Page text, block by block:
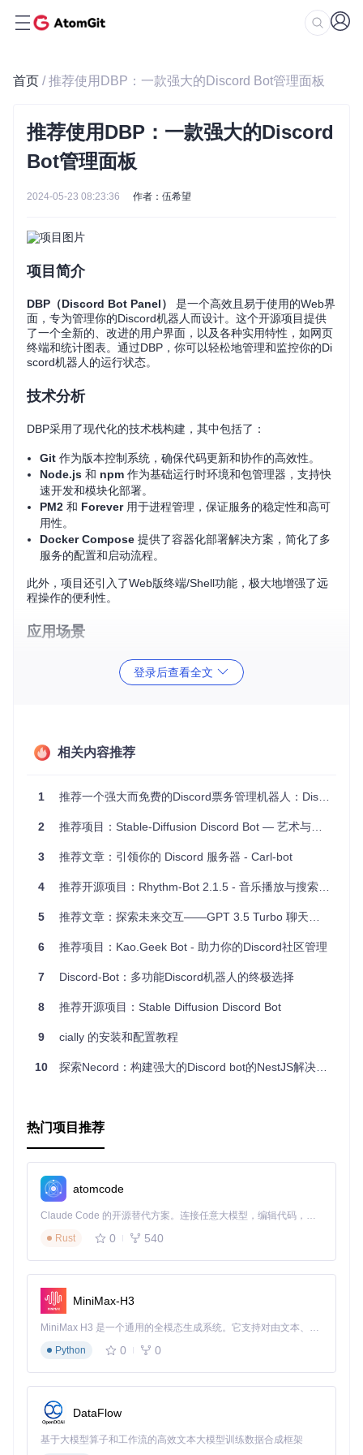
首页 / 推荐使用DBP：一款强大的Discord Bot管理面板
推荐使用DBP：一款强大的Discord
Bot管理面板
2024-05-23 08:23:36 作者：伍希望
项目简介
DBP（Discord Bot Panel）
是一个高效且易于使用的Web界
面，专为管理你的Discord机器人而设计。这个开源项目提供
了一个全新的、改进的用户界面，以及各种实用特性，如网页
终端和统计图表。通过DBP，你可以轻松地管理和监控你的Di
scord机器人的运行状态。
技术分析
DBP采用了现代化的技术栈构建，其中包括了：
Git 作为版本控制系统，确保代码更新和协作的高效性。
Node.js 和 npm 作为基础运行时环境和包管理器，支持快
速开发和模块化部署。
PM2 和 Forever用于进程管理，保证服务的稳定性和高可
用性。
Docker Compose 提供了容器化部署解决方案，简化了多
服务的配置和启动流程。
此外，项目还引入了Web版终端/Shell功能，极大地增强了远
程操作的便利性。
应用场景
DBP非常适合以下场合使用：
需在本地环境重复设置。
需要大规模管理多个bots的企业或团队，DBP集中化的管
实时统计图表 - 可视化数据帮助你了解bot性能和活动情
Web终端/Shell- 在浏览器内就能进行命令行操作，打破常
灵活的配置选项- 通过.env文件定制你的面板设定，包括
启用登录系统。
内置容错机制
防止因错误导致的服务中断，
实现自动重启。
演示与试用
想要体验一下DBP的强大功能吗？访问
，使用默认账号admin和密码
综上所述，DBP是管理Discord机器人的理想选择。其强大功
BP的世界，提升你的机器人管理体验吧！
登录后查看全文
相关内容推荐
1 推荐一个强大而免费的Discord票务管理机器人：Discord Tickets Bot
2 推荐项目：Stable-Diffusion Discord Bot — 艺术与创新的交流中心
3 推荐文章：引领你的 Discord 服务器 - Carl-bot
4 推荐开源项目：Rhythm-Bot 2.1.5 - 音乐播放与搜索新体验！
5 推荐文章：探索未来交互——GPT 3.5 Turbo 聊天机器人
6 推荐项目：Kao.Geek Bot - 助力你的Discord社区管理
7 Discord-Bot：多功能Discord机器人的终极选择
8 推荐开源项目：Stable Diffusion Discord Bot
9 cially 的安装和配置教程
10 探索Necord：构建强大的Discord bot的NestJS解决方案
热门项目推荐
atomcode
Claude Code 的开源替代方案。连接任意大模型，编辑代码，运行命令，自动验证 — 全自动执行。用 Rust 构建，极致性能。 ｜ An open-source alternative to Claude Code. Connect any LLM, edit code, run commands, and verify changes — autonomously. Built in Rust for speed. Get Started
Rust
0 540
MiniMax-H3
MiniMax H3 是一个通用的全模态生成系统。它支持对由文本、图像、视频和音频组成的多模态上下文进行统一理解，并能生成分辨率高达 2K、时长可达 15 秒的带原生立体声音频的视频。得益于面向任务泛化的系统设计，H3 在预训练阶段就已具备广泛的多模态上下文理解与生成能力，能够出色地执行复杂的多模态指令。
Python
0 0
DataFlow
基于大模型算子和工作流的高效文本大模型训练数据合成框架